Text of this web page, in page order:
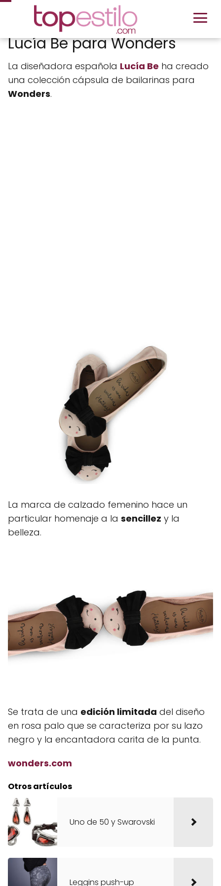
Lucía Be para Wonders
La diseñadora española Lucía Be ha creado
una colección cápsula de bailarinas para
Wonders.
La marca de calzado femenino hace un
particular homenaje a la sencillez y la
belleza.
Se trata de una edición limitada del diseño
en rosa palo que se caracteriza por su lazo
negro y la encantadora carita de la punta.
wonders.com
Otros artículos
Uno de 50 y Swarovski
Leggins push-up